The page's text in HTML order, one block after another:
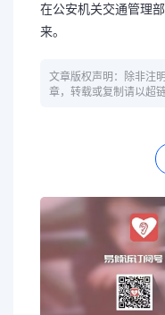
在公安机关交通管理
来。
文章版权声明：除非注
章，转载或复制请以超